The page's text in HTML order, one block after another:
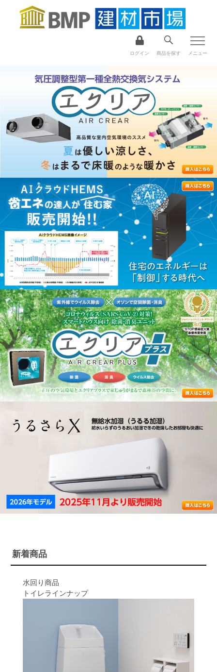
ログイン 商品を探す メニュー
新着商品
水回り商品
トイレラインナップ